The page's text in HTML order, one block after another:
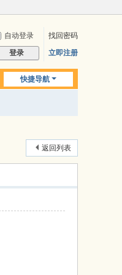
自动登录
找回密码
登录 立即注册
快捷导航
返回列表